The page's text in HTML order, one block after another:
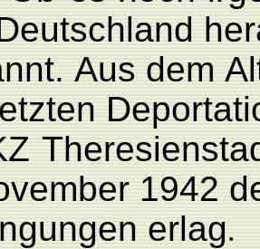
Aus dem
1942
erlag.